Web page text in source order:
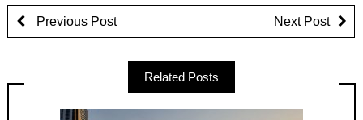
Previous Post Next Post
Related Posts